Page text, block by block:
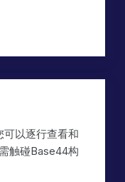
以逐行查看和
触碰Base44构